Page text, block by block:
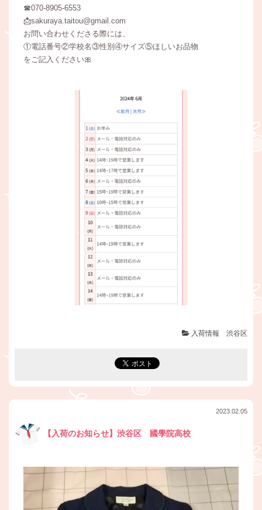
☎070-8905-6553
📩sakuraya.taitou@gmail.com
お問い合わせくださる際には、
①電話番号②学校名③性別④サイズ⑤ほしいお品物
をご記入ください🎀
入荷情報 渋谷区
2023.02.05
【入荷のお知らせ】渋谷区 國學院高校